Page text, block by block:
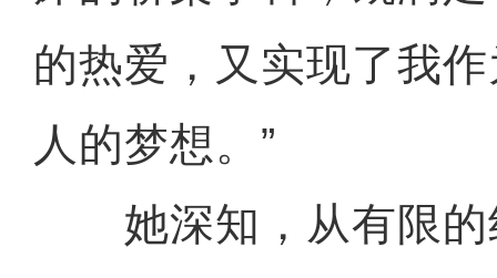
的热爱，又实现了我
人的梦想。”
她深知，从有限的